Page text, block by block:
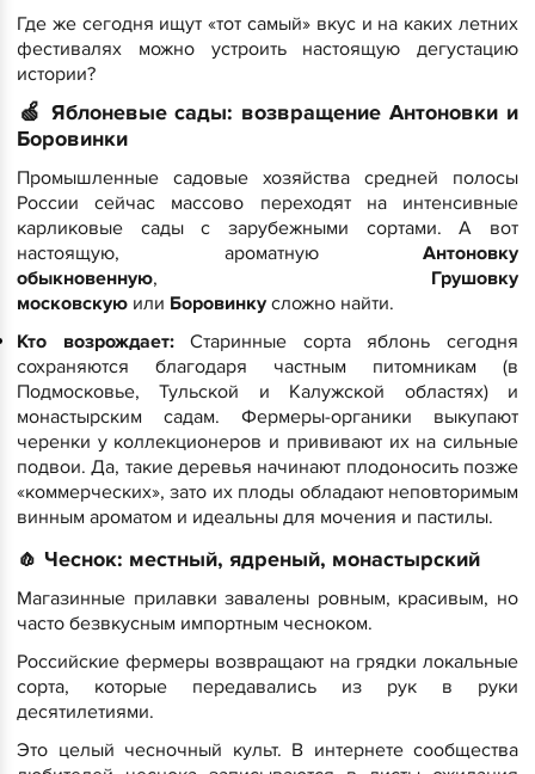
​Где же сегодня ищут «тот самый» вкус и на каких летних
фестивалях можно устроить настоящую дегустацию
истории?
🍏 Яблоневые сады: возвращение Антоновки и
Боровинки
​Промышленные садовые хозяйства средней полосы
России сейчас массово переходят на интенсивные
карликовые сады с зарубежными сортами. А вот
настоящую, ароматную Антоновку
обыкновенную, Грушовку
московскую или Боровинкусложно найти.
Кто возрождает:Старинные сорта яблонь сегодня
сохраняются благодаря частным питомникам (в
Подмосковье, Тульской и Калужской областях) и
монастырским садам. Фермеры-органики выкупают
черенки у коллекционеров и прививают их на сильные
подвои. Да, такие деревья начинают плодоносить позже
«коммерческих», зато их плоды обладают неповторимым
винным ароматом и идеальны для мочения и пастилы.
​🧄 Чеснок: местный, ядреный, монастырский
​Магазинные прилавки завалены ровным, красивым, но
часто безвкусным импортным чесноком.
Российские фермеры возвращают на грядки локальные
сорта, которые передавались из рук в руки
десятилетиями.
Это целый чесночный культ. В интернете сообщества